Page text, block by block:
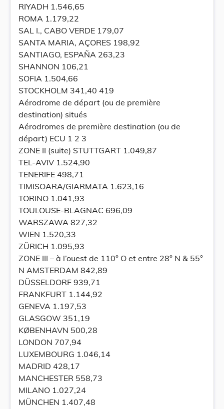
RIYADH 1.546,65
ROMA 1.179,22
SAL I., CABO VERDE 179,07
SANTA MARIA, AÇORES 198,92
SANTIAGO, ESPAÑA 263,23
SHANNON 106,21
SOFIA 1.504,66
STOCKHOLM 341,40 419
Aérodrome de départ (ou de première
destination) situés
Aérodromes de première destination (ou de
départ) ECU 1 2 3
ZONE II (suite) STUTTGART 1.049,87
TEL-AVIV 1.524,90
TENERIFE 498,71
TIMISOARA/GIARMATA 1.623,16
TORINO 1.041,93
TOULOUSE-BLAGNAC 696,09
WARSZAWA 827,32
WIEN 1.520,33
ZÜRICH 1.095,93
ZONE III – à l’ouest de 110° O et entre 28° N & 55°
N AMSTERDAM 842,89
DÜSSELDORF 939,71
FRANKFURT 1.144,92
GENEVA 1.197,53
GLASGOW 351,19
KØBENHAVN 500,28
LONDON 707,94
LUXEMBOURG 1.046,14
MADRID 428,17
MANCHESTER 558,73
MILANO 1.027,24
MÜNCHEN 1.407,48